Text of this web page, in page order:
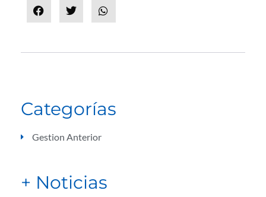
Categorías
Gestion Anterior
+ Noticias